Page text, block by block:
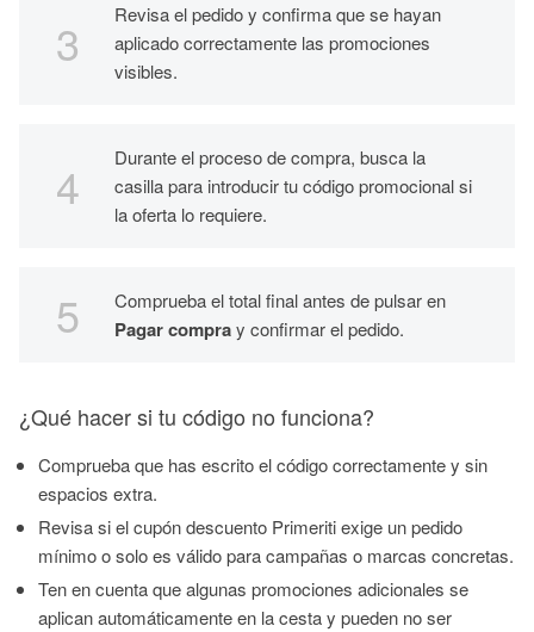
Revisa el pedido y confirma que se hayan
aplicado correctamente las promociones
visibles.
Durante el proceso de compra, busca la
casilla para introducir tu código promocional si
la oferta lo requiere.
Comprueba el total final antes de pulsar en
Pagar compray confirmar el pedido.
¿Qué hacer si tu código no funciona?
Comprueba que has escrito el código correctamente y sin
espacios extra.
Revisa si el cupón descuento Primeriti exige un pedido
mínimo o solo es válido para campañas o marcas concretas.
Ten en cuenta que algunas promociones adicionales se
aplican automáticamente en la cesta y pueden no ser